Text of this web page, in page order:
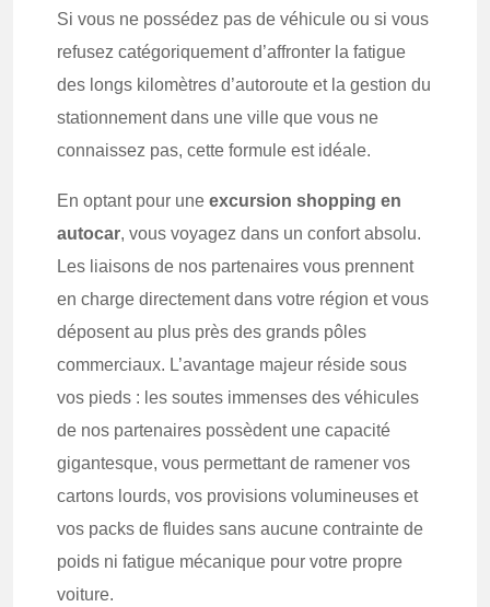
Si vous ne possédez pas de véhicule ou si vous
refusez catégoriquement d’affronter la fatigue
des longs kilomètres d’autoroute et la gestion du
stationnement dans une ville que vous ne
connaissez pas, cette formule est idéale.
En optant pour une excursion shopping en
autocar, vous voyagez dans un confort absolu.
Les liaisons de nos partenaires vous prennent
en charge directement dans votre région et vous
déposent au plus près des grands pôles
commerciaux. L’avantage majeur réside sous
vos pieds : les soutes immenses des véhicules
de nos partenaires possèdent une capacité
gigantesque, vous permettant de ramener vos
cartons lourds, vos provisions volumineuses et
vos packs de fluides sans aucune contrainte de
poids ni fatigue mécanique pour votre propre
voiture.